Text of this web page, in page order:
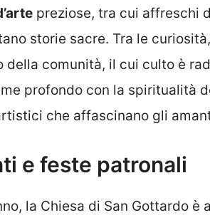
preziose, tra cui affreschi
storie sacre. Tra le
della comunità, il cui culto è
profondo con la spiritualità
che affascinano gli
e feste patronali
la Chiesa di San Gottardo è